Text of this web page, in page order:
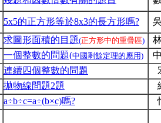
5x5的正方形等於8x3的長方形嗎?
求圖形面積的目題(正方形中的重疊區)
一個整數的問題(中國剩餘定理的應用)
連續四個整數的問題
拋物線問題2題
a÷b÷c=a÷(b×c)嗎?